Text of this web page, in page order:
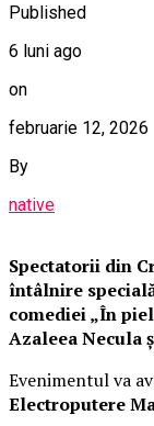
Published
6 luni ago
on
februarie 12, 2026
By
native
Spectatorii din
întâlnire
comediei „În
Azaleea Necula
Evenimentul va
Electroputere